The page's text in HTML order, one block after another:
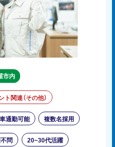
市内
ト関連（その他）
車通勤可能 複数名採用
問 20~30代活躍